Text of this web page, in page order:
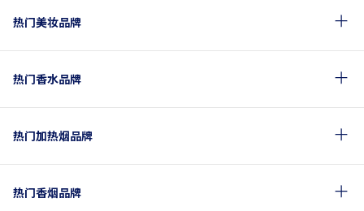
热门美妆品牌
热门香水品牌
热门加热烟品牌
热门香烟品牌